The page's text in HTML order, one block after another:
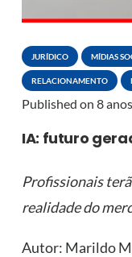
JURÍDICO MÍDIAS
RELACIONAMENTO
Published on 8
IA: futuro
Profissionais
realidade do
Autor: Marildo